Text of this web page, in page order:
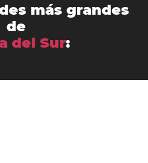
más grandes
de
del Sur: